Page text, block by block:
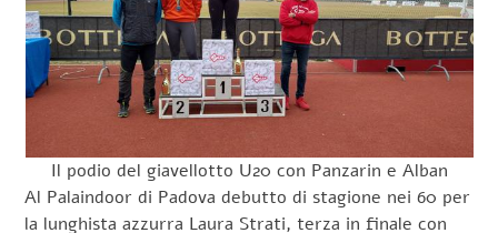
Il podio del giavellotto U20 con Panzarin e Alban
Al Palaindoor di Padova debutto di stagione nei 60 per
la lunghista azzurra Laura Strati, terza in finale con